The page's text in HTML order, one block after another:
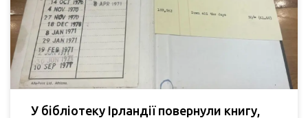
У бібліотеку Ірландії повернули книгу,